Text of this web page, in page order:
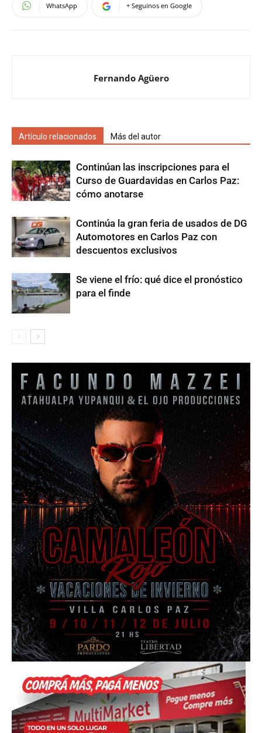
WhatsApp + Seguinos en Google
Fernando Agüero
Artículo relacionados Más del autor
Continúan las inscripciones para el
Curso de Guardavidas en Carlos Paz:
cómo anotarse
Continúa la gran feria de usados de DG
Automotores en Carlos Paz con
descuentos exclusivos
Se viene el frío: qué dice el pronóstico
para el finde